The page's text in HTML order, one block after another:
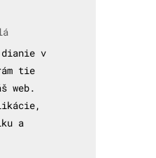
dianie v
tie
web.
a